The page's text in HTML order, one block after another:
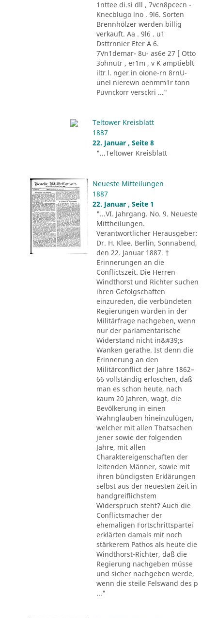
1nttee di.si dll , 7vcn8pcecn -
Knecblugo lno . 9l6. Sorten
Brennhölzer werden billig
verkauft. Aa . 9l6 . u1
Dsttrnnier Eter A 6.
7Vn1demar- 8u- as6e 27 [ Otto
3ohnutr , er1m , v K amptieblt
iltr l. nger in oione-rn 8rnU-
unel nierewn oenmm1r tonn
Puvnckorr versckri ..."
Teltower Kreisblatt
1887
22. Januar , Seite 8
"...Teltower Kreisblatt
Neueste Mitteilungen
1887
22. Januar , Seite 1
"...VI. Jahrgang. No. 9. Neueste
Mittheilungen.
Verantwortlicher Herausgeber:
Dr. H. Klee. Berlin, Sonnabend,
den 22. Januar 1887. †
Erinnerungen an die
Conflictszeit. Die Herren
Windthorst und Richter suchen
ihren Gefolgschaften
einzureden, die verbündeten
Regierungen würden in der
Militärfrage nachgeben, wenn
nur der parlamentarische
Widerstand nicht in&#39;s
Wanken gerathe. Ist denn die
Erinnerung an den
Militärconflict der Jahre 1862–
66 vollständig erloschen, daß
man es schon heute, nach
kaum 20 Jahren, wagt, die
Bevölkerung in einen
Wahnglauben hineinzulügen,
welcher mit allen Thatsachen
jener sowie der folgenden
Jahre, mit allen
Charaktereigenschaften der
leitenden Männer, sowie mit
ihren bündigsten Erklärungen
selbst aus der neuesten Zeit in
handgreiflichstem
Widerspruch steht? Auch die
Conflictsmacher der
ehemaligen Fortschrittspartei
erklärten damals mit noch
stärkerem Pathos als heute die
Windthorst-Richter, daß die
Regierung nachgeben müsse
und sicher nachgeben werde,
wenn die steile Felswand des p
..."